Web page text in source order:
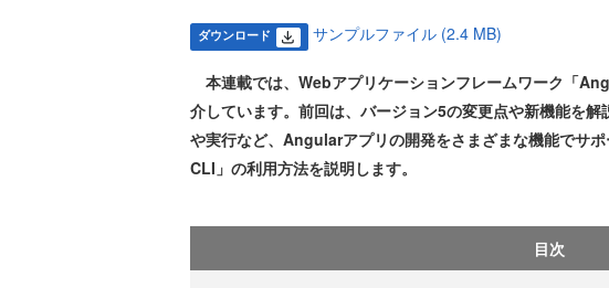
ダウンロード サンプルファイル (2.4 MB)
本連載では、Webアプリケーションフレームワーク「
介しています。前回は、バージョン5の変更点や新機能を
や実行など、Angularアプリの開発をさまざまな機能でサ
CLI」の利用方法を説明します。
目次